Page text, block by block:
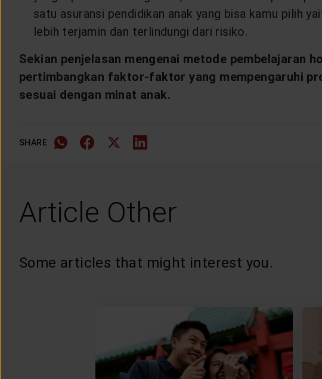
satu asuransi pendidikan anak yang bisa kamu pilih
lebih terjamin dan terlindungi dari risiko.
Sekian penjelasan mengenai metode pembelajaran
pertimbangkan faktor-faktor yang mempengaruhi
sesuai dengan minat anak.
SHARE
Article Other
Some articles that might interest you.